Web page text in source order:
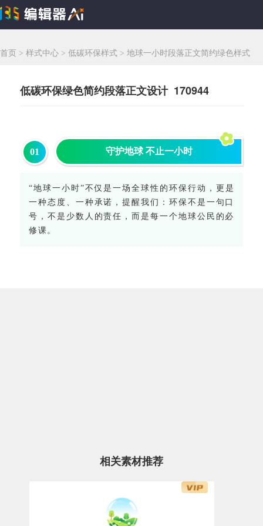
首页 > 样式中心 > 低碳环保样式 > 地球一小时段落正文简约绿色样式
低碳环保绿色简约段落正文设计 170944
01 守护地球 不止一小时
“地球一小时”不仅是一场全球性的环保行动，更是
一种态度、一种承诺，提醒我们：环保不是一句口
号，不是少数人的责任，而是每一个地球公民的必
修课。
相关素材推荐